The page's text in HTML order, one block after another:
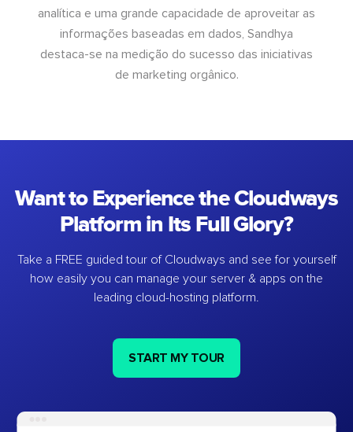
analítica e uma grande capacidade de aproveitar as
informações baseadas em dados, Sandhya
destaca-se na medição do sucesso das iniciativas
de marketing orgânico.
Want to Experience the Cloudways
Platform in Its Full Glory?
Take a FREE guided tour of Cloudways and see for yourself
how easily you can manage your server & apps on the
leading cloud-hosting platform.
START MY TOUR